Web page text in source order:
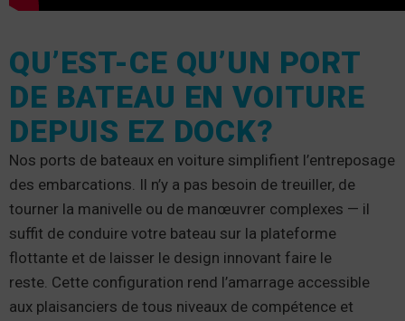
QU’EST-CE QU’UN PORT
DE BATEAU EN VOITURE
DEPUIS EZ DOCK?
Nos ports de bateaux en voiture simplifient l’entreposage
des embarcations. Il n’y a pas besoin de treuiller, de
tourner la manivelle ou de manœuvrer complexes — il
suffit de conduire votre bateau sur la plateforme
flottante et de laisser le design innovant faire le
reste. Cette configuration rend l’amarrage accessible
aux plaisanciers de tous niveaux de compétence et